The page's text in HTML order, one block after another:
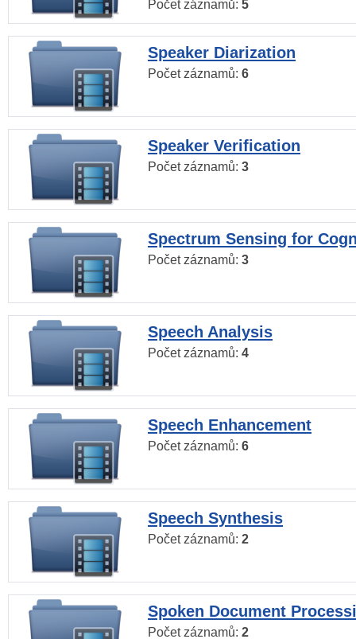
Počet záznamů: 5
Speaker Diarization
Počet záznamů: 6
Speaker Verification
Počet záznamů: 3
Spectrum Sensing for
Počet záznamů: 3
Speech Analysis
Počet záznamů: 4
Speech Enhancement
Počet záznamů: 6
Speech Synthesis
Počet záznamů: 2
Spoken Document
Počet záznamů: 2